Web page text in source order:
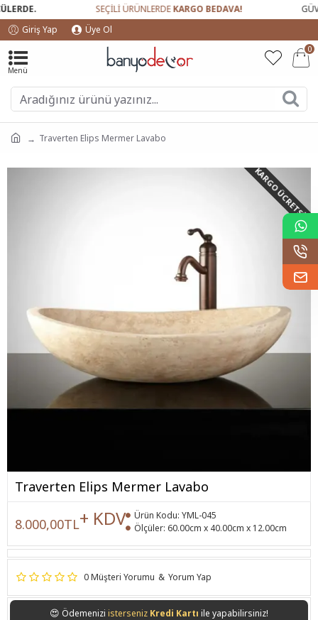
SEÇİLİ ÜRÜNLERDEKARGO BEDAVA!
Giriş Yap
Üye Ol
0
Traverten Elips Mermer Lavabo
KARGO ÜCRETSIZ!
Traverten Elips Mermer Lavabo
0 Müşteri Yorumu & Yorum Yap
8.000,00TL+ KDV Ürün Kodu: YML-045
Ölçüler: 60.00cm x 40.00cm x 12.00cm
😍 Ödemenizi istersenizKredi Kartı ile yapabilirsiniz!